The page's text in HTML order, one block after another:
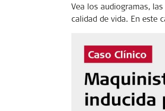
Vea los audiogramas,
calidad de vida. En este